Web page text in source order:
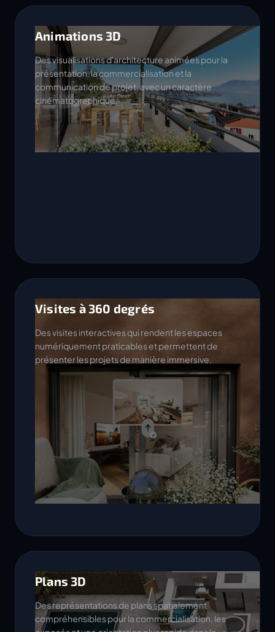
Animations 3D
Des visualisations d'architecture animées pour la
présentation, la commercialisation et la
communication de projet, avec un caractère
cinématographique.
Visites à 360 degrés
Des visites interactives qui rendent les espaces
numériquement praticables et permettent de
présenter les projets de manière immersive.
Plans 3D
Des représentations de plans spatialement
compréhensibles pour la commercialisation, les